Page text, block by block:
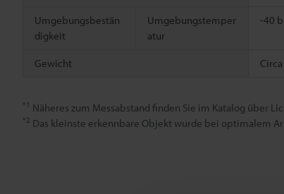
Umgebungsbestän
digkeit
Umgebungstemper
atur
-40
Gewicht
*1 Näheres zum Messabstand finden Sie im Katalog über
*2 Das kleinste erkennbare Objekt wurde bei optimalem